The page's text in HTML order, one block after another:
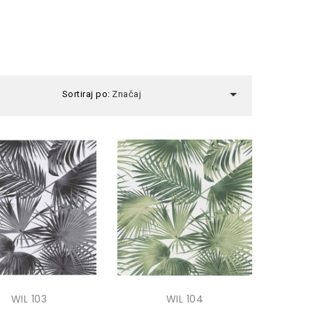
Sortiraj po: Značaj 
WIL 103 WIL 104